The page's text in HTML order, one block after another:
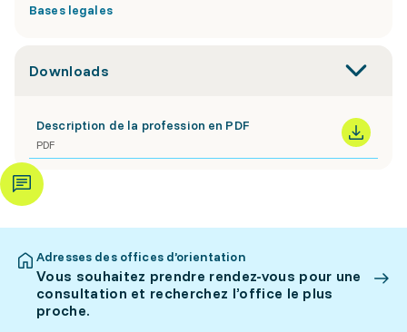
Bases legales
Downloads
Description de la profession en PDF
PDF
Adresses des offices d’orientation
Vous souhaitez prendre rendez-vous pour une
consultation et recherchez l’office le plus
proche.